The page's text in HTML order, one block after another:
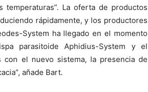
La oferta de productos
rápidamente, y los productores
System ha llegado en el momento
parasitoide Aphidius-System y el
con el nuevo sistema, la presencia de
añade Bart.